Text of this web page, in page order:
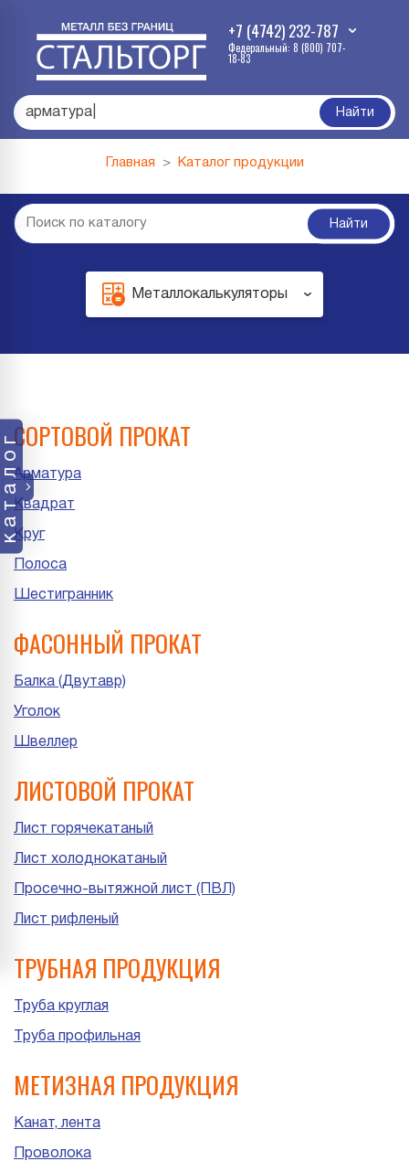
+7 (4742) 232-787
Федеральный: 8 (800) 707-
18-83
| Найти
каталог
Главная Каталог продукции
Найти
Металлокалькуляторы
СОРТОВОЙ ПРОКАТ
Арматура
Квадрат
Круг
Полоса
Шестигранник
ФАСОННЫЙ ПРОКАТ
Балка (Двутавр)
Уголок
Швеллер
ЛИСТОВОЙ ПРОКАТ
Лист горячекатаный
Лист холоднокатаный
Просечно-вытяжной лист (ПВЛ)
Лист рифленый
ТРУБНАЯ ПРОДУКЦИЯ
Труба круглая
Труба профильная
МЕТИЗНАЯ ПРОДУКЦИЯ
Канат, лента
Проволока